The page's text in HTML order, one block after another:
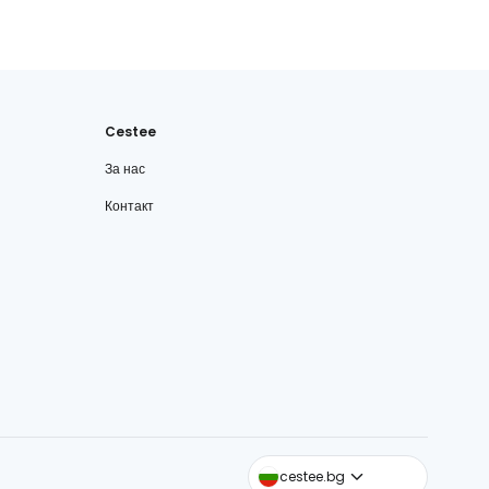
Cestee
За нас
Контакт
cestee.bg
cestee.com